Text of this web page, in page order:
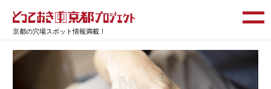
京都の穴場スポット情報満載！